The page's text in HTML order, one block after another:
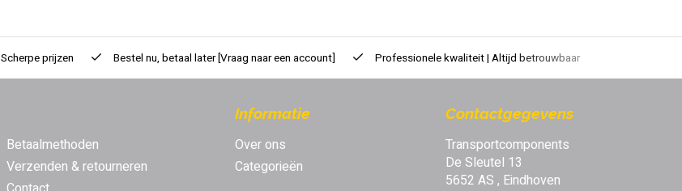
Scherpe prijzen Bestel nu, betaal later [Vraag naar een account] Professionele kwaliteit | Altijd betrouwbaar
Betaalmethoden
Verzenden & retourneren
Informatie
Over ons
Categorieën
Contactgegevens
Transportcomponents
De Sleutel 13
5652 AS , Eindhoven